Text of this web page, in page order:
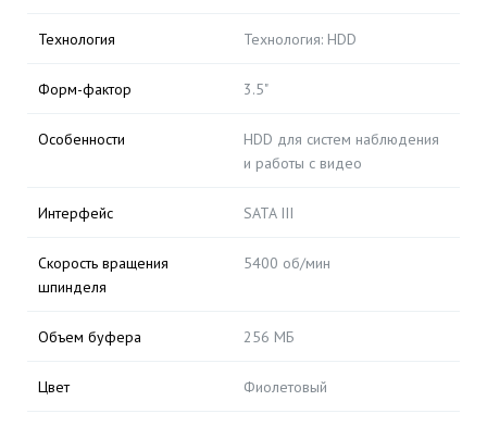
Технология Технология: HDD
Форм-фактор 3.5"
Особенности
HDD для систем наблюдения
и работы с видео
Интерфейс SATA III
Скорость вращения
шпинделя
5400 об/мин
Объем буфера 256 МБ
Цвет Фиолетовый